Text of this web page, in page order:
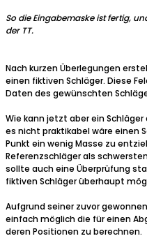
So die Eingabemaske ist fertig,
der TT.
Nach kurzen Überlegungen
einen fiktiven Schläger. Diese
Daten des gewünschten
Wie kann jetzt aber ein
es nicht praktikabel wäre einen
Punkt ein wenig Masse zu
Referenzschläger als
sollte auch eine Überprüfung
fiktiven Schläger überhaupt
Aufgrund seiner zuvor
einfach möglich die für einen
deren Positionen zu berechnen.